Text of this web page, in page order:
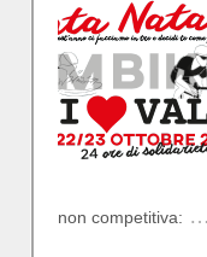
non competitiva: …